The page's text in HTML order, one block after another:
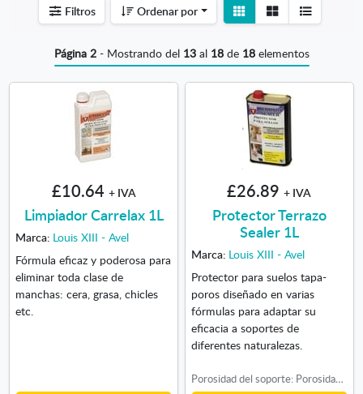
Filtros Ordenar por
detalle
Ver
listado
Página 2- Mostrando del 13al 18de 18elementos
£10.64 + IVA
Limpiador Carrelax 1L
Marca: Louis XIII - Avel
Fórmula eficaz y poderosa para
eliminar toda clase de
manchas: cera, grasa, chicles
etc.
£26.89 + IVA
Protector Terrazo
Sealer 1L
Marca: Louis XIII - Avel
Protector para suelos tapa-
poros diseñado en varias
fórmulas para adaptar su
eficacia a soportes de
diferentes naturalezas.
Porosidad del soporte: Porosidad Baja, Porosidad Alta, Porosidad Media